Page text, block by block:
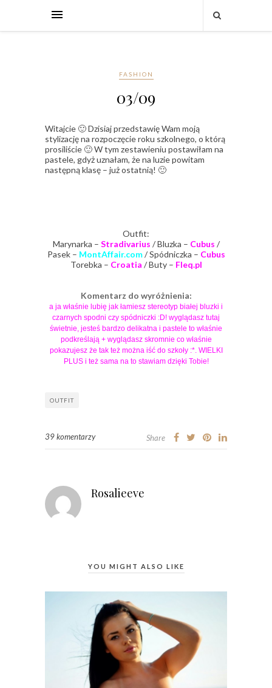
FASHION
03/09
Witajcie 🙂 Dzisiaj przedstawię Wam moją
stylizację na rozpoczęcie roku szkolnego, o którą
prosiliście 🙂 W tym zestawieniu postawiłam na
pastele, gdyż uznałam, że na luzie powitam
następną klasę – już ostatnią! 🙂
Outfit:
Marynarka – Stradivarius / Bluzka – Cubus /
Pasek – MontAffair.com/ Spódniczka – Cubus
Torebka – Croatia / Buty – Fleq.pl
Komentarz do wyróżnienia:
a ja właśnie lubię jak łamiesz stereotyp białej bluzki i
czarnych spodni czy spódniczki :D! wyglądasz tutaj
świetnie, jesteś bardzo delikatna i pastele to właśnie
podkreślają + wyglądasz skromnie co właśnie
pokazujesz że tak też można iść do szkoły :*. WIELKI
PLUS i też sama na to stawiam dzięki Tobie!
OUTFIT
39 komentarzy Share
Rosalieeve
YOU MIGHT ALSO LIKE